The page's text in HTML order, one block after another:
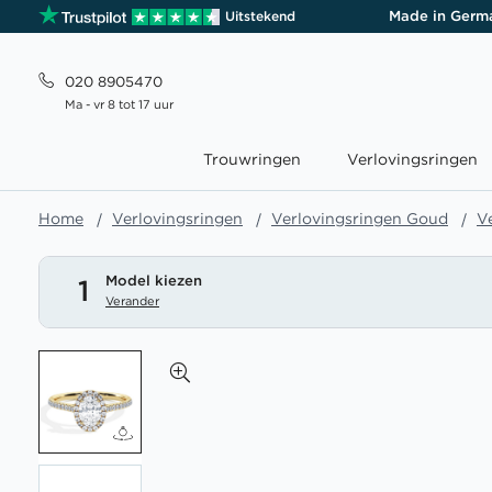
Uitstekend Made in
020 8905470
Ma - vr 8 tot 17 uur
Trouwringen Verlovingsringen
Home Verlovingsringen Verlovingsringen Goud
1 Model kiezen
Verander
het
einde
van